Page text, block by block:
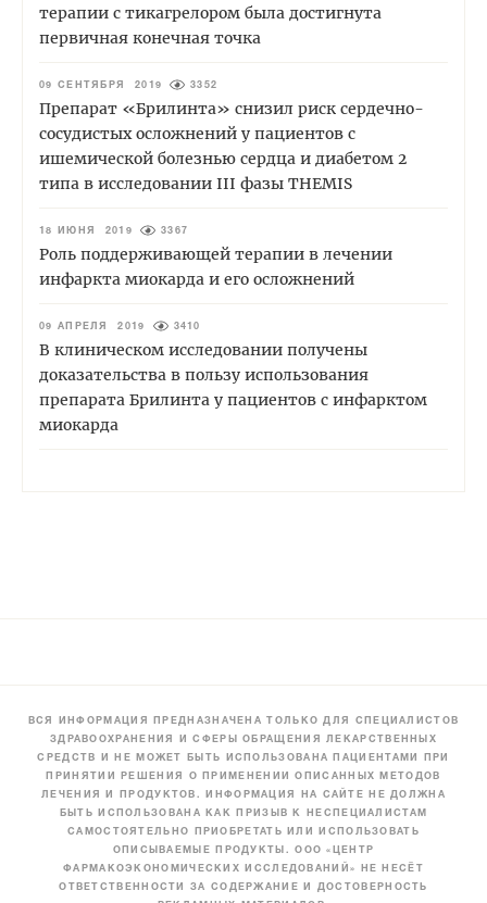
терапии с тикагрелором была достигнута
первичная конечная точка
09 СЕНТЯБРЯ 2019 3352
Препарат «Брилинта» снизил риск сердечно-
сосудистых осложнений у пациентов с
ишемической болезнью сердца и диабетом 2
типа в исследовании III фазы THEMIS
18 ИЮНЯ 2019 3367
Роль поддерживающей терапии в лечении
инфаркта миокарда и его осложнений
09 АПРЕЛЯ 2019 3410
В клиническом исследовании получены
доказательства в пользу использования
препарата Брилинта у пациентов с инфарктом
миокарда
ВСЯ ИНФОРМАЦИЯ ПРЕДНАЗНАЧЕНА ТОЛЬКО ДЛЯ СПЕЦИАЛИСТОВ
ЗДРАВООХРАНЕНИЯ И СФЕРЫ ОБРАЩЕНИЯ ЛЕКАРСТВЕННЫХ
СРЕДСТВ И НЕ МОЖЕТ БЫТЬ ИСПОЛЬЗОВАНА ПАЦИЕНТАМИ ПРИ
ПРИНЯТИИ РЕШЕНИЯ О ПРИМЕНЕНИИ ОПИСАННЫХ МЕТОДОВ
ЛЕЧЕНИЯ И ПРОДУКТОВ. ИНФОРМАЦИЯ НА САЙТЕ НЕ ДОЛЖНА
БЫТЬ ИСПОЛЬЗОВАНА КАК ПРИЗЫВ К НЕСПЕЦИАЛИСТАМ
САМОСТОЯТЕЛЬНО ПРИОБРЕТАТЬ ИЛИ ИСПОЛЬЗОВАТЬ
ОПИСЫВАЕМЫЕ ПРОДУКТЫ. ООО «ЦЕНТР
ФАРМАКОЭКОНОМИЧЕСКИХ ИССЛЕДОВАНИЙ» НЕ НЕСЁТ
ОТВЕТСТВЕННОСТИ ЗА СОДЕРЖАНИЕ И ДОСТОВЕРНОСТЬ